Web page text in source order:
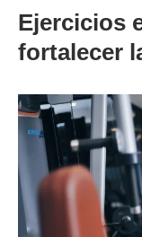
Ejercicios
fortalecer